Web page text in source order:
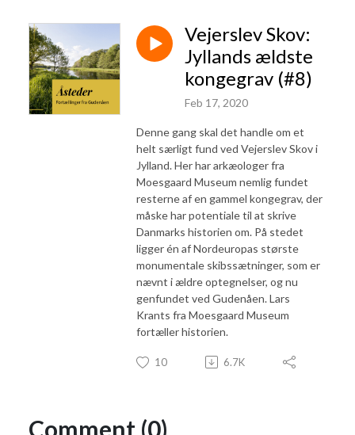
Vejerslev Skov:
Jyllands ældste
kongegrav (#8)
Feb 17, 2020
Denne gang skal det handle om et
helt særligt fund ved Vejerslev Skov i
Jylland. Her har arkæologer fra
Moesgaard Museum nemlig fundet
resterne af en gammel kongegrav, der
måske har potentiale til at skrive
Danmarks historien om. På stedet
ligger én af Nordeuropas største
monumentale skibssætninger, som er
nævnt i ældre optegnelser, og nu
genfundet ved Gudenåen. Lars
Krants fra Moesgaard Museum
fortæller historien.
10 6.7K
Comment (0)